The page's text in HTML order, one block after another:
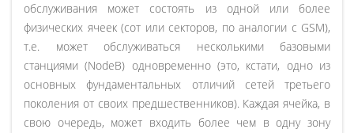
обслуживания может состоять из одной или более
физических ячеек (сот или секторов, по аналогии с GSM),
т.е. может обслуживаться несколькими базовыми
станциями (NodeB) одновременно (это, кстати, одно из
основных фундаментальных отличий сетей третьего
поколения от своих предшественников). Каждая ячейка, в
свою очередь, может входить более чем в одну зону